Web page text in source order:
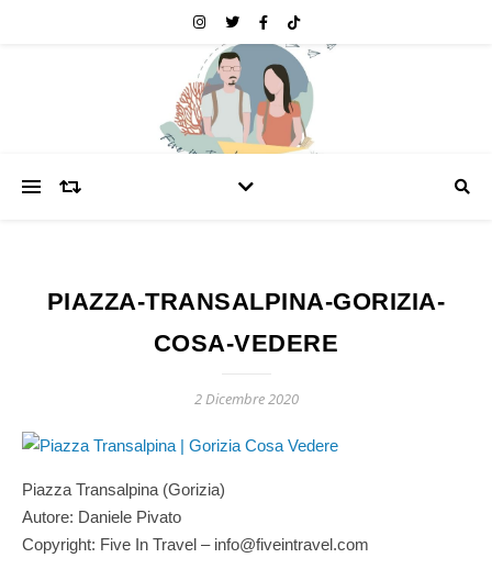
PIAZZA-TRANSALPINA-GORIZIA-
COSA-VEDERE
2 Dicembre 2020
Piazza Transalpina (Gorizia)
Autore: Daniele Pivato
Copyright: Five In Travel – info@fiveintravel.com